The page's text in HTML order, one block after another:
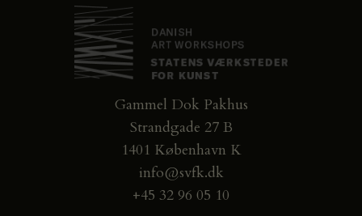
Gammel Dok Pakhus
Strandgade 27 B
1401 København K
info@svfk.dk
+45 32 96 05 10